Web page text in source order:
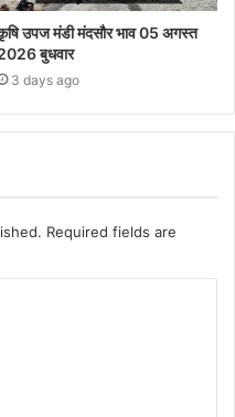
उपज मंडी मंदसौर भाव 05 अगस्त
बुधवार
3 days ago
Required fields are